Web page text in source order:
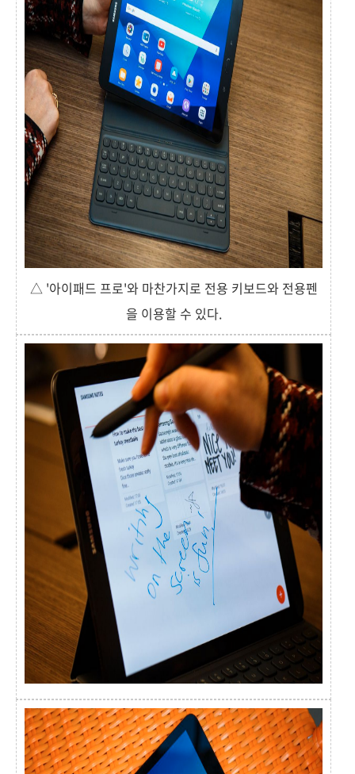
△ '아이패드 프로'와 마찬가지로 전용 키보드와 전용펜
을 이용할 수 있다.